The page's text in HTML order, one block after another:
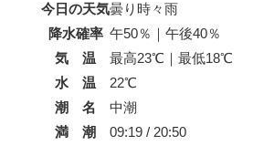
今日の天気曇り時々雨
降水確率 午50％｜午後40％
気 温
最高23℃｜最低18℃
水 温
22℃
潮 名
中潮
満 潮
09:19 / 20:50